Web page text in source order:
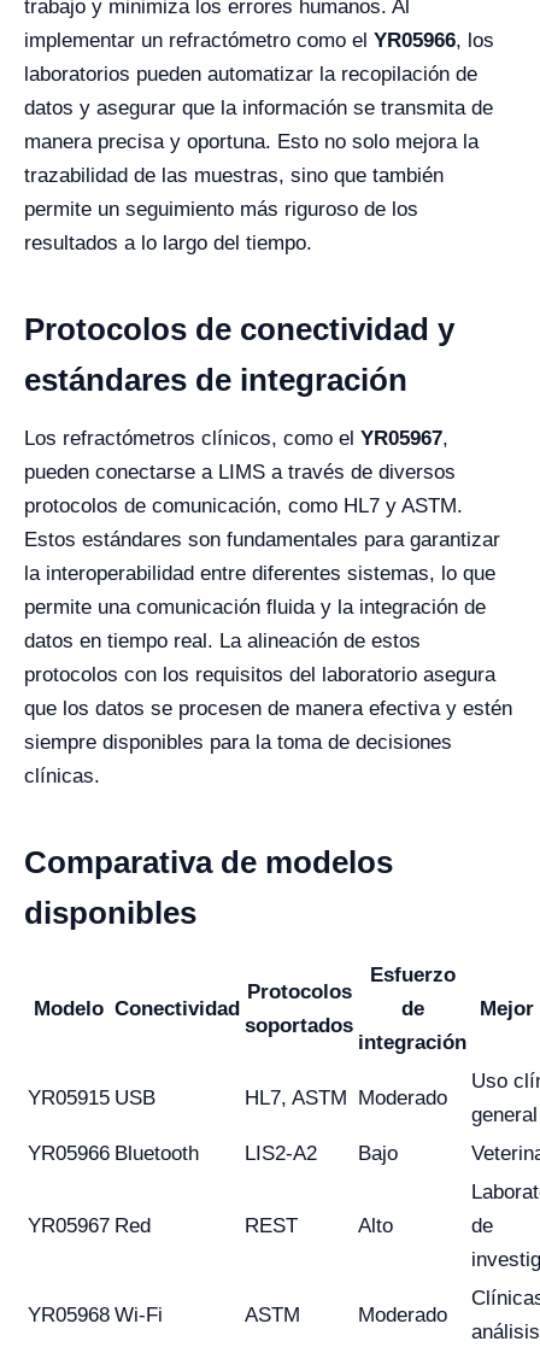
trabajo y minimiza los errores humanos. Al
implementar un refractómetro como el YR05966, los
laboratorios pueden automatizar la recopilación de
datos y asegurar que la información se transmita de
manera precisa y oportuna. Esto no solo mejora la
trazabilidad de las muestras, sino que también
permite un seguimiento más riguroso de los
resultados a lo largo del tiempo.
Protocolos de conectividad y
estándares de integración
Los refractómetros clínicos, como el YR05967,
pueden conectarse a LIMS a través de diversos
protocolos de comunicación, como HL7 y ASTM.
Estos estándares son fundamentales para garantizar
la interoperabilidad entre diferentes sistemas, lo que
permite una comunicación fluida y la integración de
datos en tiempo real. La alineación de estos
protocolos con los requisitos del laboratorio asegura
que los datos se procesen de manera efectiva y estén
siempre disponibles para la toma de decisiones
clínicas.
Comparativa de modelos
disponibles
Modelo Conectividad
Protocolos
soportados
Esfuerzo
de
integración
Mejor
YR05915 USB HL7, ASTM Moderado
Uso
general
YR05966 Bluetooth LIS2-A2 Bajo
YR05967 Red REST Alto
de
YR05968 Wi-Fi ASTM Moderado
análisis